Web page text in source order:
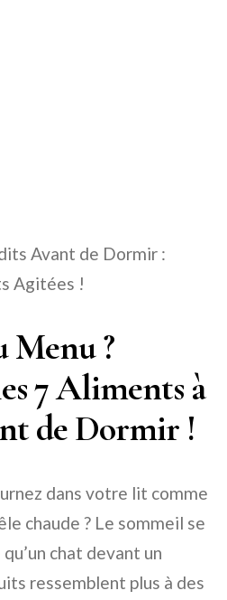
Avant de Dormir :
Agitées !
Menu ?
7 Aliments à
de Dormir !
dans votre lit comme
chaude ? Le sommeil se
chat devant un
ressemblent plus à des